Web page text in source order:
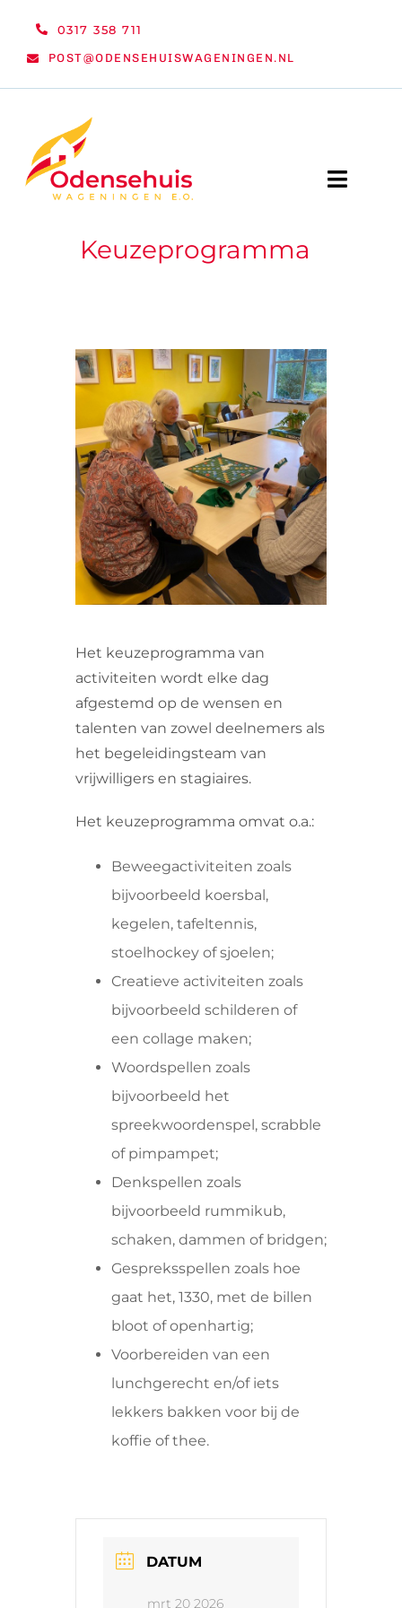
0317 358 711
POST@ODENSEHUISWAGENINGEN.NL
Toggle
WELKOM
VRIJWILLIGERS & STAGIAIRES
CONTACT
Keuzeprogramma
Het keuzeprogramma van
activiteiten wordt elke dag
afgestemd op de wensen en
talenten van zowel deelnemers als
het begeleidingsteam van
vrijwilligers en stagiaires.
Het keuzeprogramma omvat o.a.:
Beweegactiviteiten zoals
bijvoorbeeld koersbal,
kegelen, tafeltennis,
stoelhockey of sjoelen;
Creatieve activiteiten zoals
bijvoorbeeld schilderen of
een collage maken;
Woordspellen zoals
bijvoorbeeld het
spreekwoordenspel, scrabble
of pimpampet;
Denkspellen zoals
bijvoorbeeld rummikub,
schaken, dammen of bridgen;
Gespreksspellen zoals hoe
gaat het, 1330, met de billen
bloot of openhartig;
Voorbereiden van een
lunchgerecht en/of iets
lekkers bakken voor bij de
koffie of thee.
DATUM
mrt 20 2026